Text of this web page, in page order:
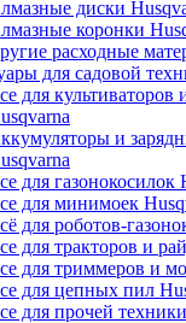
диски
коронки
расходные
для садовой
для культиваторов
и
для газонокосилок
для минимоек
для роботов-
для тракторов и
для триммеров и
для цепных пил
для прочей